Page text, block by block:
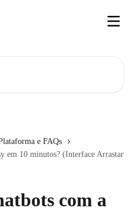
e FAQs
em 10 minutos? (Interface Arrastar
com a